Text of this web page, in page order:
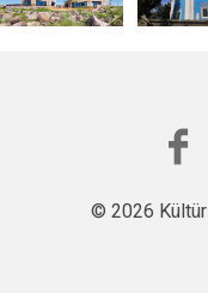
© 2026 Kültür